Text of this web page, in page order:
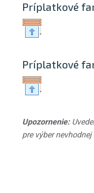
Príplatkové
Príplatkové
Upozornenie:
pre výber